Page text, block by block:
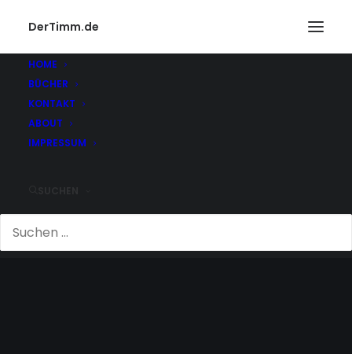
DerTimm.de
HOME
BÜCHER
KONTAKT
ABOUT
IMPRESSUM